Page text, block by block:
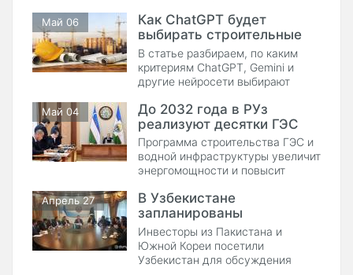
Май 06
Как ChatGPT будет
выбирать строительные
компании и новые бренды
для рекомендаций
В статье разбираем, по каким
критериям ChatGPT, Gemini и
другие нейросети выбирают
Май 04
До 2032 года в РУз
реализуют десятки ГЭС
Программа строительства ГЭС и
водной инфраструктуры увеличит
энергомощности и повысит
Апрель 27
В Узбекистане
запланированы
стройпроекты с
Пакистаном и Южной
Кореей
Инвесторы из Пакистана и
Южной Кореи посетили
Узбекистан для обсуждения